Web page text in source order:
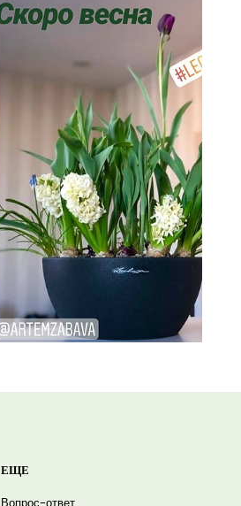
ЕЩЕ